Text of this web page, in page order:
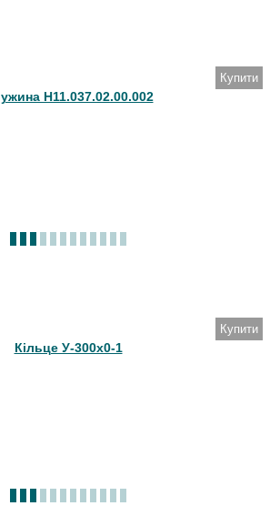
Купити
Н11.037.02.00.002
Купити
Кільце У-300х0-1